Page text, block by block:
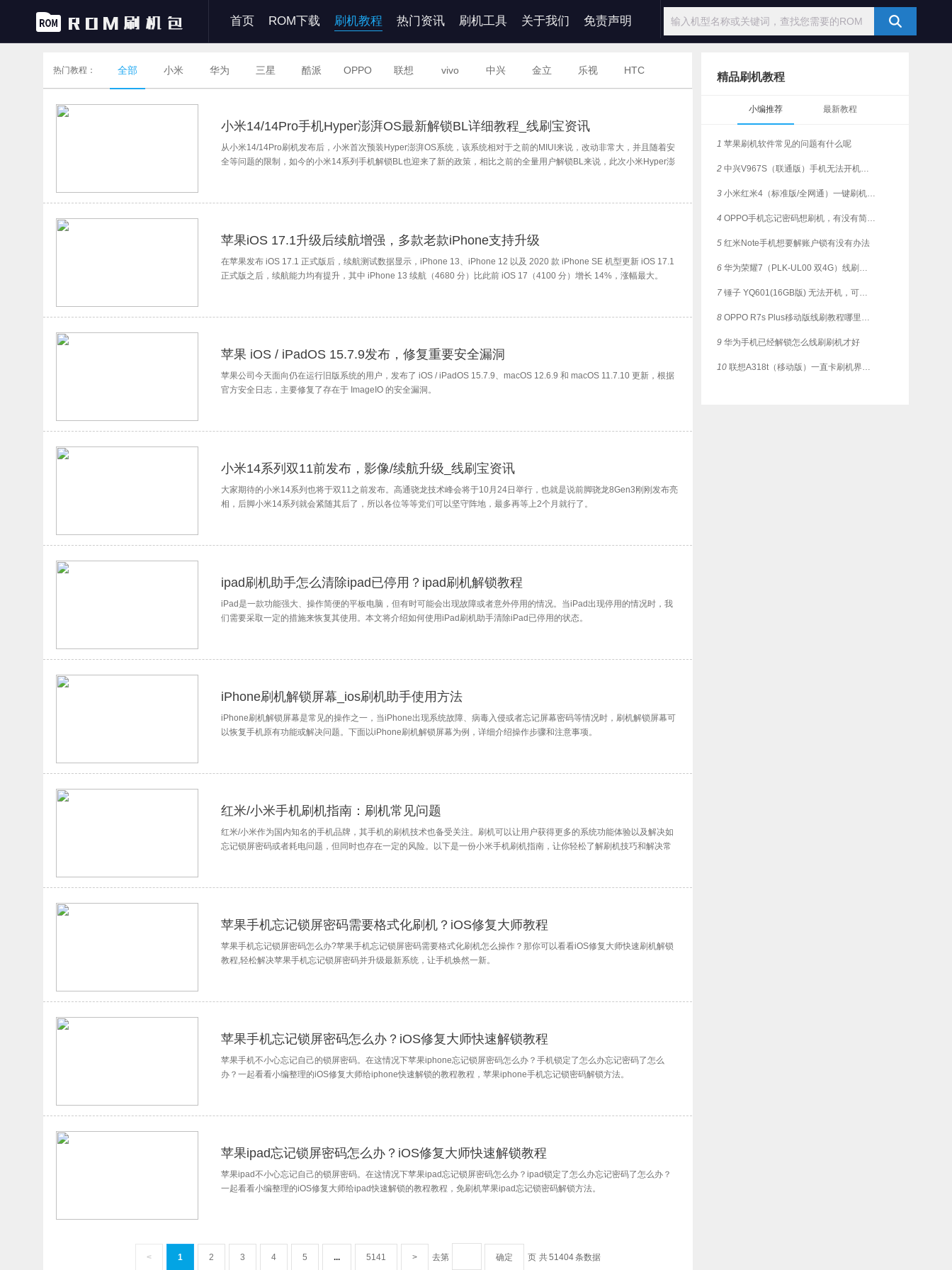
首页 ROM下载 刷机教程 热门资讯 刷机工具 关于我们 免责声明
热门教程： 全部 小米 华为 三星 酷派 OPPO 联想 vivo 中兴 金立 乐视 HTC
小米14/14Pro手机Hyper澎湃OS最新解锁BL详细教程_线刷宝资讯
从小米14/14Pro刷机发布后，小米首次预装Hyper澎湃OS系统，该系统相对于之前的MIUI来说，改动非常大，并且随着安
全等问题的限制，如今的小米14系列手机解锁BL也迎来了新的政策，相比之前的全量用户解锁BL来说，此次小米Hyper澎
苹果iOS 17.1升级后续航增强，多款老款iPhone支持升级
在苹果发布 iOS 17.1 正式版后，续航测试数据显示，iPhone 13、iPhone 12 以及 2020 款 iPhone SE 机型更新 iOS 17.1
正式版之后，续航能力均有提升，其中 iPhone 13 续航（4680 分）比此前 iOS 17（4100 分）增长 14%，涨幅最大。
苹果 iOS / iPadOS 15.7.9发布，修复重要安全漏洞
苹果公司今天面向仍在运行旧版系统的用户，发布了 iOS / iPadOS 15.7.9、macOS 12.6.9 和 macOS 11.7.10 更新，根据
官方安全日志，主要修复了存在于 ImageIO 的安全漏洞。
小米14系列双11前发布，影像/续航升级_线刷宝资讯
大家期待的小米14系列也将于双11之前发布。高通骁龙技术峰会将于10月24日举行，也就是说前脚骁龙8Gen3刚刚发布亮
相，后脚小米14系列就会紧随其后了，所以各位等等党们可以坚守阵地，最多再等上2个月就行了。
ipad刷机助手怎么清除ipad已停用？ipad刷机解锁教程
iPad是一款功能强大、操作简便的平板电脑，但有时可能会出现故障或者意外停用的情况。当iPad出现停用的情况时，我
们需要采取一定的措施来恢复其使用。本文将介绍如何使用iPad刷机助手清除iPad已停用的状态。
iPhone刷机解锁屏幕_ios刷机助手使用方法
iPhone刷机解锁屏幕是常见的操作之一，当iPhone出现系统故障、病毒入侵或者忘记屏幕密码等情况时，刷机解锁屏幕可
以恢复手机原有功能或解决问题。下面以iPhone刷机解锁屏幕为例，详细介绍操作步骤和注意事项。
红米/小米手机刷机指南：刷机常见问题
红米/小米作为国内知名的手机品牌，其手机的刷机技术也备受关注。刷机可以让用户获得更多的系统功能体验以及解决如
忘记锁屏密码或者耗电问题，但同时也存在一定的风险。以下是一份小米手机刷机指南，让你轻松了解刷机技巧和解决常
苹果手机忘记锁屏密码需要格式化刷机？iOS修复大师教程
苹果手机忘记锁屏密码怎么办?苹果手机忘记锁屏密码需要格式化刷机怎么操作？那你可以看看iOS修复大师快速刷机解锁
教程,轻松解决苹果手机忘记锁屏密码并升级最新系统，让手机焕然一新。
苹果手机忘记锁屏密码怎么办？iOS修复大师快速解锁教程
苹果手机不小心忘记自己的锁屏密码。在这情况下苹果iphone忘记锁屏密码怎么办？手机锁定了怎么办忘记密码了怎么
办？一起看看小编整理的iOS修复大师给iphone快速解锁的教程教程，苹果iphone手机忘记锁密码解锁方法。
苹果ipad忘记锁屏密码怎么办？iOS修复大师快速解锁教程
苹果ipad不小心忘记自己的锁屏密码。在这情况下苹果ipad忘记锁屏密码怎么办？ipad锁定了怎么办忘记密码了怎么办？
一起看看小编整理的iOS修复大师给ipad快速解锁的教程教程，免刷机苹果ipad忘记锁密码解锁方法。
< 1 2 3 4 5 ... 5141 > 去第 确定 页 共51404条数据
精品刷机教程
小编推荐 最新教程
1 苹果刷机软件常见的问题有什么呢
2中兴V967S（联通版）手机无法开机，是否支持一键刷机？
3小米红米4（标准版/全网通）一键刷机教程
4 OPPO手机忘记密码想刷机，有没有简单教程？
5红米Note手机想要解账户锁有没有办法
6华为荣耀7（PLK-UL00 双4G）线刷解锁，支持一键刷机
7锤子 YQ601(16GB版) 无法开机，可有解决的刷机方法？
8OPPO R7s Plus移动版线刷教程哪里有？可一键救砖
9华为手机已经解锁怎么线刷刷机才好
10联想A318t（移动版）一直卡刷机界面，这个如何刷？